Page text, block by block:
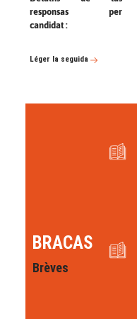
responsas per
candidat :
Léger la seguida
BRACAS
Brèves